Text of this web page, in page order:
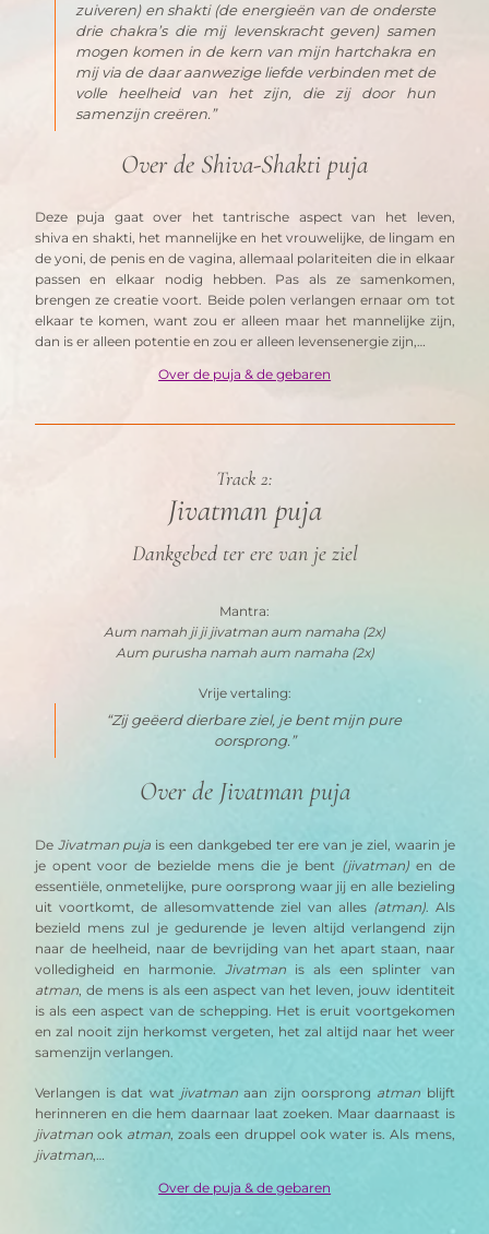
zuiveren) en shakti (de energieën van de onderste
drie chakra’s die mij levenskracht geven) samen
mogen komen in de kern van mijn hartchakra en
mij via de daar aanwezige liefde verbinden met de
volle heelheid van het zijn, die zij door hun
samenzijn creëren.”
Over de Shiva-Shakti puja
Deze puja gaat over het tantrische aspect van het leven,
shiva en shakti, het mannelijke en het vrouwelijke, de lingam en
de yoni, de penis en de vagina, allemaal polariteiten die in elkaar
passen en elkaar nodig hebben. Pas als ze samenkomen,
brengen ze creatie voort. Beide polen verlangen ernaar om tot
elkaar te komen, want zou er alleen maar het mannelijke zijn,
dan is er alleen potentie en zou er alleen levensenergie zijn,…
Over de puja & de gebaren
Track 2:
Jivatman puja
Dankgebed ter ere van je ziel
Mantra:
Aum namah ji ji jivatman aum namaha (2x)
Aum purusha namah aum namaha (2x)
Vrije vertaling:
“Zij geëerd dierbare ziel, je bent mijn pure
oorsprong.”
Over de Jivatman puja
De Jivatman puja is een dankgebed ter ere van je ziel, waarin je
je opent voor de bezielde mens die je bent (jivatman) en de
essentiële, onmetelijke, pure oorsprong waar jij en alle bezieling
uit voortkomt, de allesomvattende ziel van alles (atman). Als
bezield mens zul je gedurende je leven altijd verlangend zijn
naar de heelheid, naar de bevrijding van het apart staan, naar
volledigheid en harmonie. Jivatman
atman, de mens is als een aspect van het leven, jouw identiteit
is als een aspect van de schepping. Het is eruit voortgekomen
en zal nooit zijn herkomst vergeten, het zal altijd naar het weer
samenzijn verlangen.
Verlangen is dat wat jivatman aan zijn oorsprong atman blijft
herinneren en die hem daarnaar laat zoeken. Maar daarnaast is
jivatman ook atman
jivatman,…
Over de puja & de gebaren